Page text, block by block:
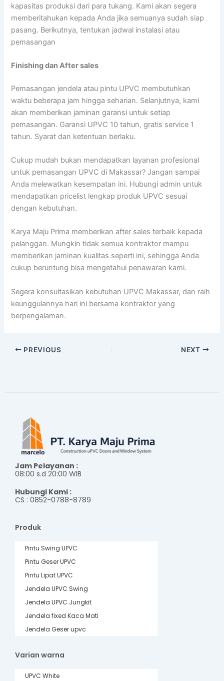
kapasitas produksi dari para tukang. Kami akan segera
memberitahukan kepada Anda jika semuanya sudah siap
pasang. Berikutnya, tentukan jadwal instalasi atau
pemasangan
Finishing dan After sales
Pemasangan jendela atau pintu UPVC membutuhkan
waktu beberapa jam hingga seharian. Selanjutnya, kami
akan memberikan jaminan garansi untuk setiap
pemasangan. Garansi UPVC 10 tahun, gratis service 1
tahun. Syarat dan ketentuan berlaku.
Cukup mudah bukan mendapatkan layanan profesional
untuk pemasangan UPVC di Makassar? Jangan sampai
Anda melewatkan kesempatan ini. Hubungi admin untuk
mendapatkan pricelist lengkap produk UPVC sesuai
dengan kebutuhan.
Karya Maju Prima memberikan after sales terbaik kepada
pelanggan. Mungkin tidak semua kontraktor mampu
memberikan jaminan kualitas seperti ini, sehingga Anda
cukup beruntung bisa mengetahui penawaran kami.
Segera konsultasikan kebutuhan UPVC Makassar, dan raih
keunggulannya hari ini bersama kontraktor yang
berpengalaman.
PREVIOUS NEXT
Jam Pelayanan :
08:00 s.d 20:00 WIB
Hubungi Kami :
CS : 0852-0788-8789
Produk
Pintu Swing UPVC
Pintu Geser UPVC
Pintu Lipat UPVC
Jendela UPVC Swing
Jendela UPVC Jungkit
Jendela fixed Kaca Mati
Jendela Geser upvc
Varian warna
UPVC White